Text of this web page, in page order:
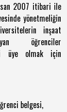
2007 itibari ile
yönetmeliğin
inşaat
öğrenciler
üye olmak için
belgesi,